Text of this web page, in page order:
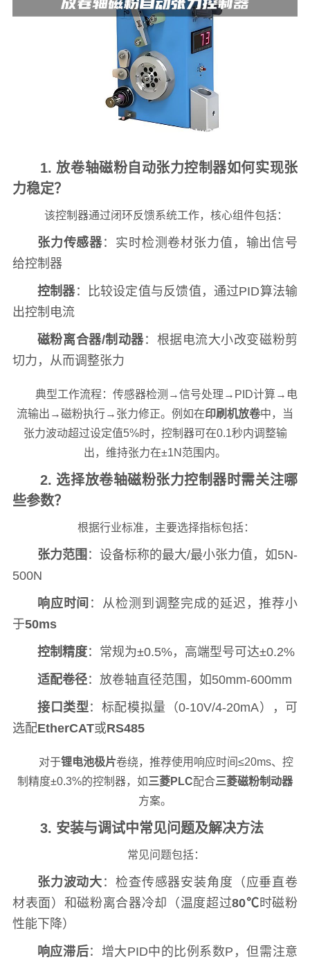
1. 放卷轴磁粉自动张力控制器如何实现张
力稳定？
该控制器通过闭环反馈系统工作，核心组件包括：
张力传感器：实时检测卷材张力值，输出信号
给控制器
控制器：比较设定值与反馈值，通过PID算法输
出控制电流
磁粉离合器/制动器：根据电流大小改变磁粉剪
切力，从而调整张力
典型工作流程：传感器检测→信号处理→PID计算→电
流输出→磁粉执行→张力修正。例如在印刷机放卷中，当
张力波动超过设定值5%时，控制器可在0.1秒内调整输
出，维持张力在±1N范围内。
2. 选择放卷轴磁粉张力控制器时需关注哪
些参数？
根据行业标准，主要选择指标包括：
张力范围 ：设备标称的最大/最小张力值，如5N-
500N
响应时间 ：从检测到调整完成的延迟，推荐小
于50ms
控制精度：常规为±0.5%，高端型号可达±0.2%
适配卷径：放卷轴直径范围，如50mm-600mm
接口类型：标配模拟量（0-10V/4-20mA），可
选配EtherCAT或RS485
对于锂电池极片卷绕，推荐使用响应时间≤20ms、控
制精度±0.3%的控制器，如三菱PLC配合三菱磁粉制动器
方案。
3. 安装与调试中常见问题及解决方法
常见问题包括：
张力波动大 ：检查传感器安装角度（应垂直卷
材表面）和磁粉离合器冷却（温度超过80℃时磁粉
性能下降）
响应滞后：增大PID中的比例系数P，但需注意